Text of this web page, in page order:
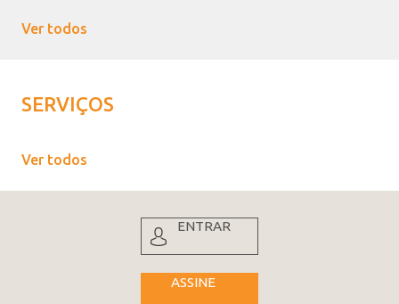
Ver todos
SERVIÇOS
Ver todos
ENTRAR
ASSINE